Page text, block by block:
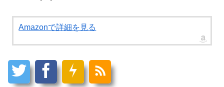
Amazonで詳細を見る